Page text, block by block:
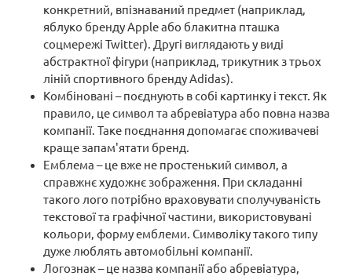
конкретний, впізнаваний предмет (наприклад,
яблуко бренду Apple або блакитна пташка
соцмережі Twitter). Другі виглядають у виді
абстрактної фігури (наприклад, трикутник з трьох
ліній спортивного бренду Adidas).
Комбіновані – поєднують в собі картинку і текст. Як
правило, це символ та абревіатура або повна назва
компанії. Таке поєднання допомагає споживачеві
краще запам'ятати бренд.
Емблема – це вже не простенький символ, а
справжнє художнє зображення. При складанні
такого лого потрібно враховувати сполучуваність
текстової та графічної частини, використовувані
кольори, форму емблеми. Символіку такого типу
дуже люблять автомобільні компанії.
Логознак – це назва компанії або абревіатура,